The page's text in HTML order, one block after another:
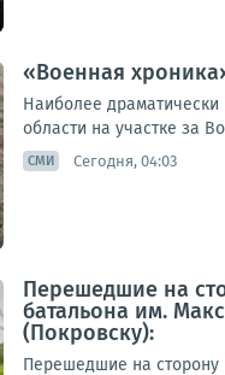
«Военная
Наиболее драматически
области на участке за
СМИ Сегодня, 04:03
Перешедшие на
батальона им.
(Покровску):
Перешедшие на сторону